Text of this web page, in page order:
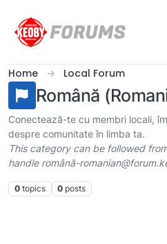
Home Local Forum
Română
Conectează-te cu membri locali,
despre comunitate în limba ta.
This category can be followed
handle română-
0 topics 0 posts